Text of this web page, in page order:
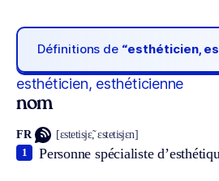
Définitions de “esthéticien,
esthéticien, esthéticienne
nom
FR [ɛstetisjɛ̃, ɛstetisjɛn]
Personne spécialiste
1